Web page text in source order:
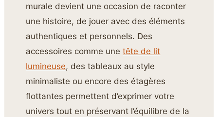
murale devient une occasion de raconter
une histoire, de jouer avec des éléments
authentiques et personnels. Des
accessoires comme unetête de lit
lumineuse, des tableaux au style
minimaliste ou encore des étagères
flottantes permettent d’exprimer votre
univers tout en préservant l’équilibre de la